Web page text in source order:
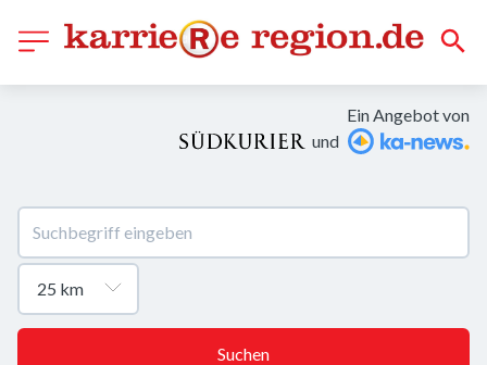
Ein Angebot von
und
Suchen